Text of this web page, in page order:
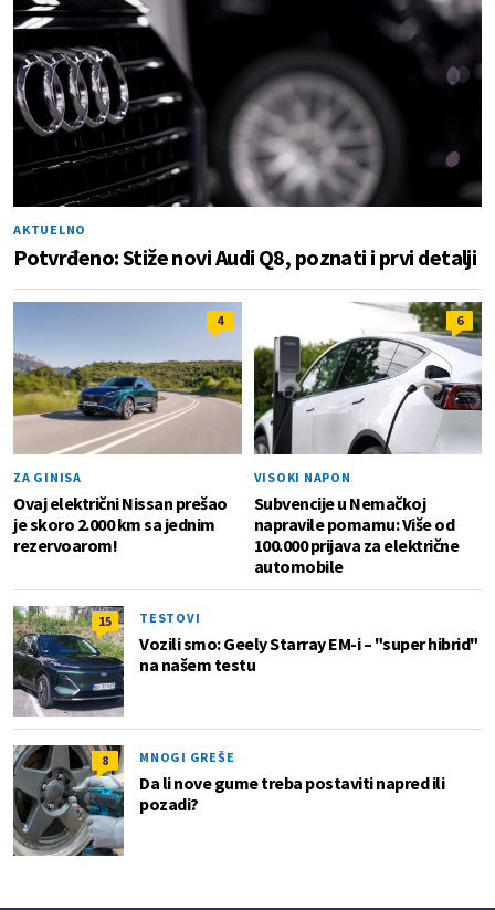
AKTUELNO
Potvrđeno: Stiže novi Audi Q8, poznati i prvi detalji
4
ZA GINISA
Ovaj električni Nissan prešao
je skoro 2.000 km sa jednim
rezervoarom!
6
VISOKI NAPON
Subvencije u Nemačkoj
napravile pomamu: Više od
100.000 prijava za električne
automobile
15 TESTOVI
Vozili smo: Geely Starray EM-i – "super hibrid"
na našem testu
8 MNOGI GREŠE
Da li nove gume treba postaviti napred ili
pozadi?